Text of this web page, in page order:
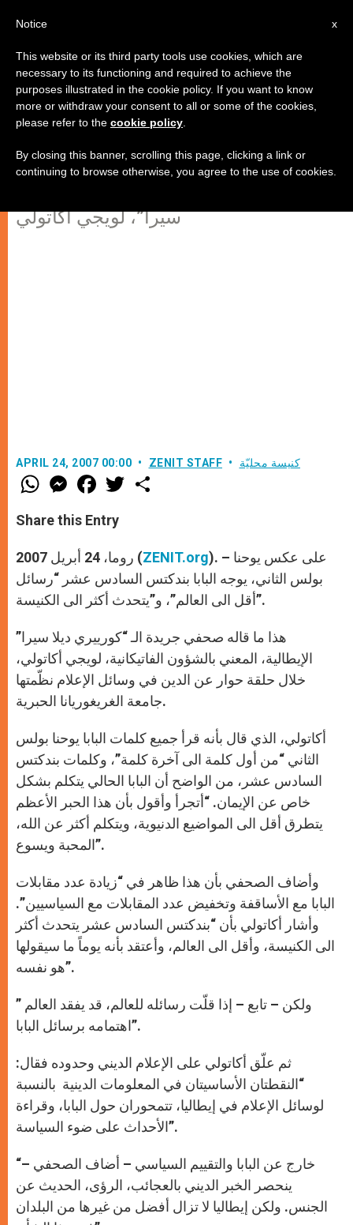
"بندكتس السادس عشر يتحدث أكثر
سيرا”، لويجي أكاتولي
APRIL 24, 2007 00:00 ZENIT STAFF كنيسة محليّة
W
h
t
s
p
p
M
e
s
e
g
e
r
F
a
e
b
k
w
Share this Entry
روما، 24 أبريل 2007 (ZENIT.org). – على عكس يوحنا
بولس الثاني، يوجه البابا بندكتس السادس عشر “رسائل
أقل الى العالم”، و”يتحدث أكثر الى الكنيسة”.
هذا ما قاله صحفي جريدة الـ “كورييري ديلا سيرا”
الإيطالية، المعني بالشؤون الفاتيكانية، لويجي أكاتولي،
خلال حلقة حوار عن الدين في وسائل الإعلام نظّمتها
جامعة الغريغوريانا الحبرية.
أكاتولي، الذي قال بأنه قرأ جميع كلمات البابا يوحنا بولس
الثاني “من أول كلمة الى آخرة كلمة”، وكلمات بندكتس
السادس عشر، من الواضح أن البابا الحالي يتكلم بشكل
خاص عن الإيمان. “أتجرأ وأقول بأن هذا الحبر الأعظم
يتطرق أقل الى المواضيع الدنيوية، ويتكلم أكثر عن الله،
المحبة ويسوع”.
وأضاف الصحفي بأن هذا ظاهر في “زيادة عدد مقابلات
البابا مع الأساقفة وتخفيض عدد المقابلات مع السياسيين”.
وأشار أكاتولي بأن “بندكتس السادس عشر يتحدث أكثر
الى الكنيسة، وأقل الى العالم، وأعتقد بأنه يوماً ما سيقولها
هو نفسه”.
” ولكن – تابع – إذا قلّت رسائله للعالم، قد يفقد العالم
اهتمامه برسائل البابا”.
ثم علّق أكاتولي على الإعلام الديني وحدوده فقال:
“النقطتان الأساسيتان في المعلومات الدينية بالنسبة
لوسائل الإعلام في إيطاليا، تتمحوران حول البابا، وقراءة
الأحداث على ضوء السياسة”.
“خارج عن البابا والتقييم السياسي – أضاف الصحفي –
ينحصر الخبر الديني بالعجائب، الرؤى، الحديث عن
الجنس. ولكن إيطاليا لا تزال أفضل من غيرها من البلدان
x
Notice
This website or its third party tools use cookies, which are
necessary to its functioning and required to achieve the
purposes illustrated in the cookie policy. If you want to know
more or withdraw your consent to all or some of the cookies,
please refer to the cookie policy
By closing this banner, scrolling this page, clicking a link or
continuing to browse otherwise, you agree to the use of cookies.